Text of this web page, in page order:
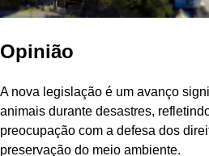
Opinião
A nova legislação é um avanço
animais durante desastres,
preocupação com a defesa dos
preservação do meio ambiente.